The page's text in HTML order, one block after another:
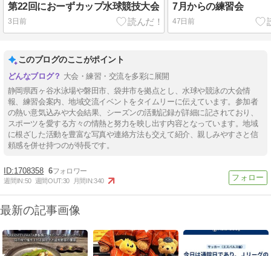
第22回におーずカップ水球競技大会
3日前
7月からの練習会
47日前
このブログのここがポイント
大会・練習・交流を多彩に展開
静岡県西ヶ谷水泳場や磐田市、袋井市を拠点とし、水球や競泳の大会情
報、練習会案内、地域交流イベントをタイムリーに伝えています。参加者
の熱い意気込みや大会結果、シーズンの活動記録が詳細に記されており、
スポーツを愛する方々の情熱と努力を映し出す内容となっています。地域
に根ざした活動を豊富な写真や連絡方法も交えて紹介、親しみやすさと信
頼感を併せ持つのが特長です。
1708358 6
週間IN:50 週間OUT:30 月間IN:340
最新の記事画像